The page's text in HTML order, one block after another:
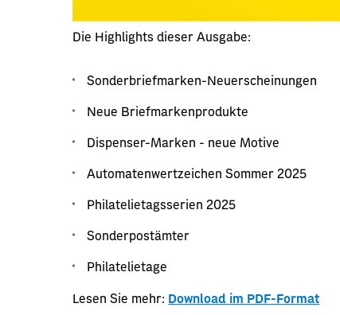
Die Highlights dieser Ausgabe:
Sonderbriefmarken-Neuerscheinungen
Neue Briefmarkenprodukte
Dispenser-Marken - neue Motive
Automatenwertzeichen Sommer 2025
Philatelietagsserien 2025
Sonderpostämter
Philatelietage
Lesen Sie mehr: Download im PDF-Format